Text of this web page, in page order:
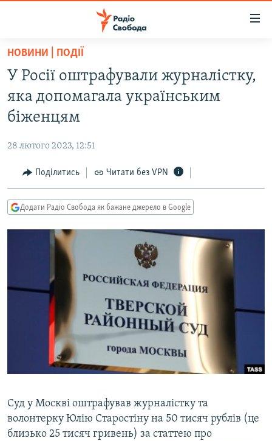
Перейти
основного
матеріалу
Перейти
до
основної
Перейти
до
пошуку
РАДІО СВОБОДА – 70 РОКІВ
СТАТТІ
СУСПІЛЬСТВО
РОСІЙСЬКА «ФІЛЬТРАЦІЯ»
ДОНБАС.РЕАЛІЇ
ТИ ЯК?
КИТАЙ.ВИКЛИКИ
МУЛЬТИМЕДІА
СПЕЦПРОЄКТИ
ПОДКАСТИ
РУС
УКР
НОВИНИ | ПОДІЇ
У Росії оштрафували журналістку,
яка допомагала українським
біженцям
28 лютого 2023, 12:51
Поділитись Читати без VPN
Додати Радіо Свобода як бажане джерело в Google
Суд у Москві оштрафував журналістку та
волонтерку Юлію Старостіну на 50 тисяч рублів (це
близько 25 тисяч гривень) за статтею про